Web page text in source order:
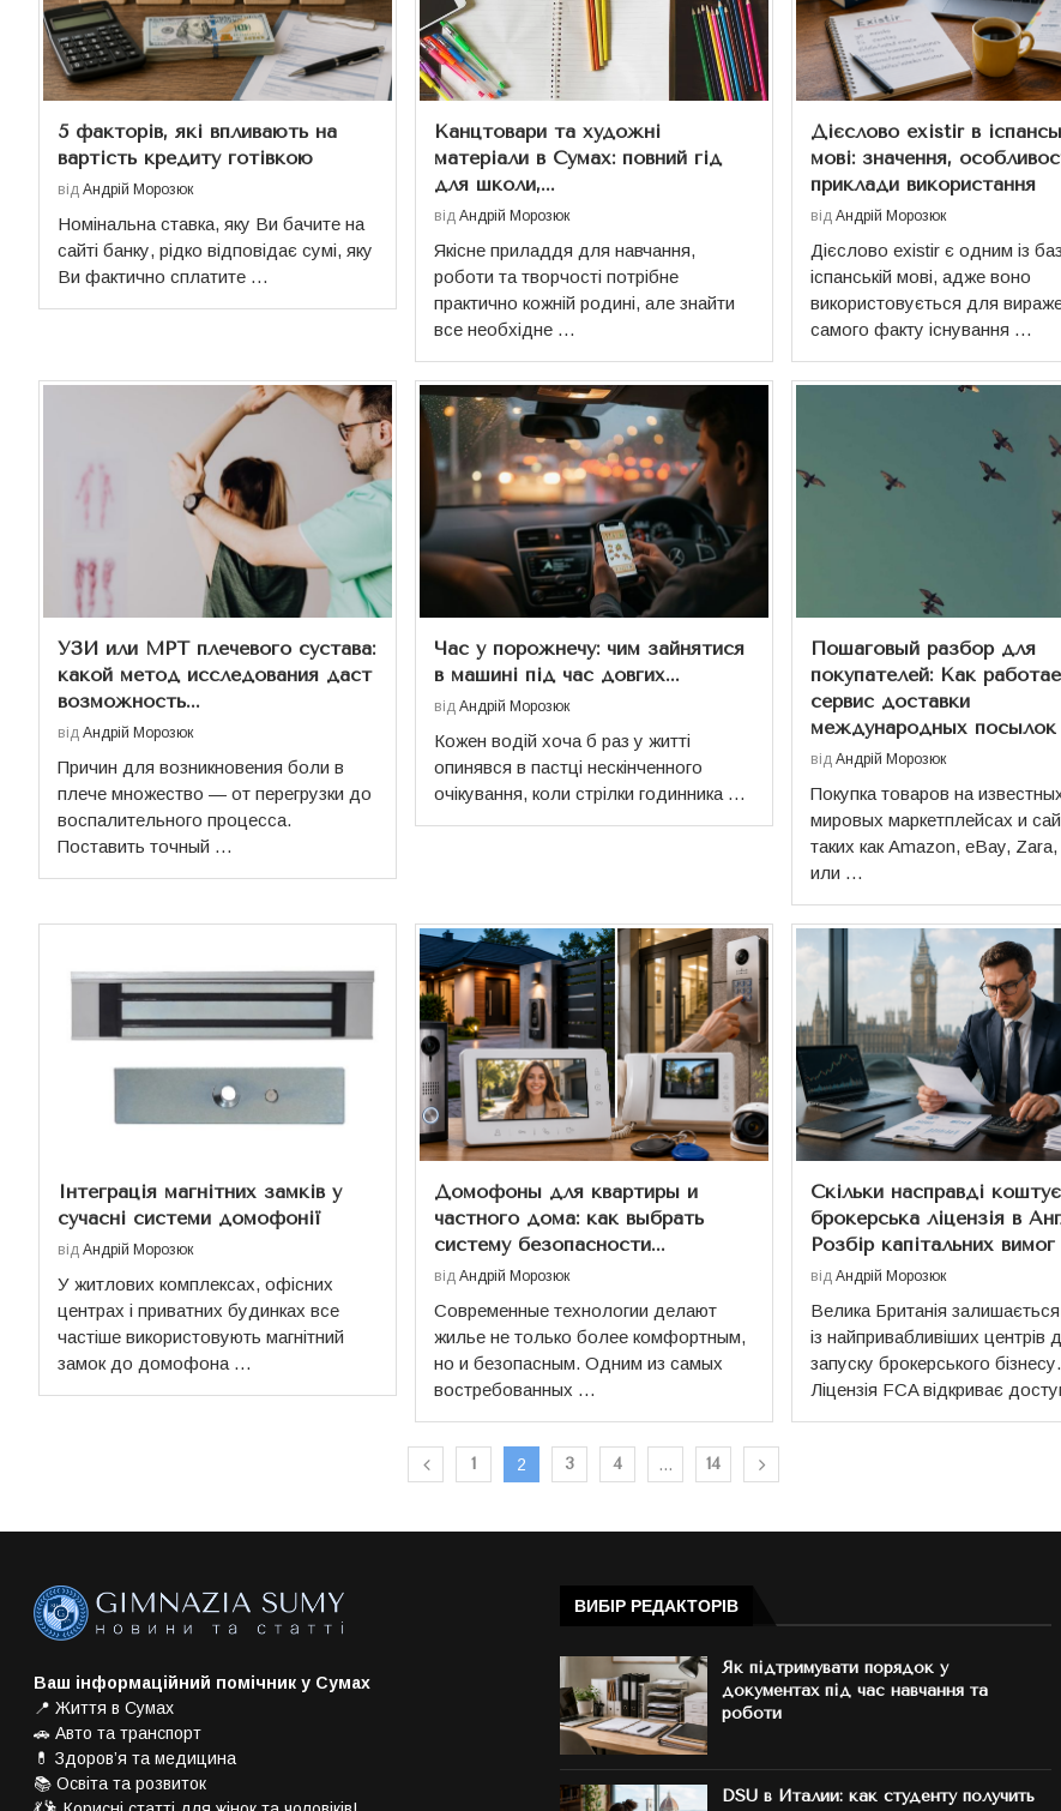
5 факторів, які впливають на
вартість кредиту готівкою
від Андрій Морозюк
Номінальна ставка, яку Ви бачите на
сайті банку, рідко відповідає сумі, яку
Ви фактично сплатите …
Канцтовари та художні
матеріали в Сумах: повний гід
для школи,...
від Андрій Морозюк
Якісне приладдя для навчання,
роботи та творчості потрібне
практично кожній родині, але знайти
все необхідне …
Дієслово existir в
мові: значення,
приклади використання
від Андрій Морозюк
Дієслово existir є одним із
іспанській мові, адже воно
використовується для
самого факту існування …
УЗИ или МРТ плечевого сустава:
какой метод исследования даст
возможность...
від Андрій Морозюк
Причин для возникновения боли в
плече множество — от перегрузки до
воспалительного процесса.
Поставить точный …
Час у порожнечу: чим зайнятися
в машині під час довгих...
від Андрій Морозюк
Кожен водій хоча б раз у житті
опинявся в пастці нескінченного
очікування, коли стрілки годинника …
Пошаговый разбор для
покупателей: Как
сервис доставки
международных посылок
від Андрій Морозюк
Покупка товаров на
мировых маркетплейсах и
таких как Amazon, eBay,
или …
Інтеграція магнітних замків у
сучасні системи домофонії
від Андрій Морозюк
У житлових комплексах, офісних
центрах і приватних будинках все
частіше використовують магнітний
замок до домофона …
Домофоны для квартиры и
частного дома: как выбрать
систему безопасности...
від Андрій Морозюк
Современные технологии делают
жилье не только более комфортным,
но и безопасным. Одним из самых
востребованных …
Скільки насправді коштує
брокерська ліцензія в
Розбір капітальних вимог
від Андрій Морозюк
Велика Британія
із найпривабливіших центрів
запуску брокерського бізнесу.
Ліцензія FCA відкриває
1 2 3 4 … 14
Положення про
доброчесність: як
документ,
05.10.2025
Ваш інформаційний помічник у Сумах
📍 Життя в Сумах
🚗 Авто та транспорт
💊 Здоров’я та медицина
📚 Освіта та розвиток
ВИБІР РЕДАКТОРІВ
Як підтримувати порядок у
документах під час навчання та
роботи
DSU в Италии: как студенту получить